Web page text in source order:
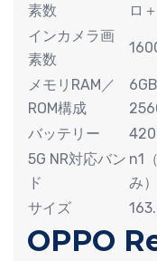
素数
ロ
インカメラ画
素数
メモリRAM／
ROM構成
バッテリー
5G NR対応バン
ド
n1
み
サイズ
OPPO